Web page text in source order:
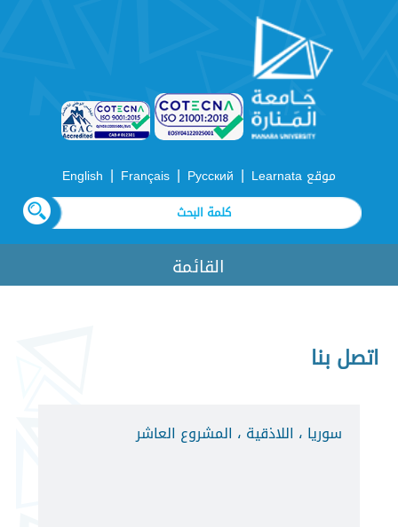
موقع Learnata |
Русский
|
Français
|
English
القائمة
اتصل بنا
سوريا ، اللاذقية ، المشروع العاشر